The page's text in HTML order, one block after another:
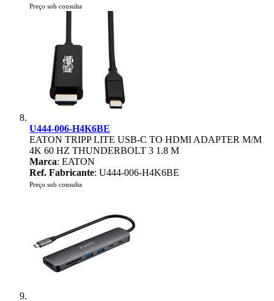
Preço sob consulta
U444-006-H4K6BE
EATON TRIPP LITE USB-C TO HDMI ADAPTER M/M
4K 60 HZ THUNDERBOLT 3 1.8 M
Marca: EATON
Ref. Fabricante: U444-006-H4K6BE
Preço sob consulta